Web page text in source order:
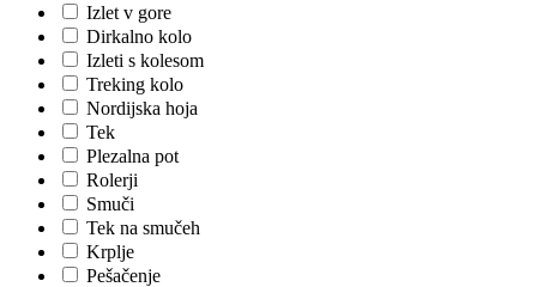
Izlet v gore
Dirkalno kolo
Izleti s kolesom
Treking kolo
Nordijska hoja
Tek
Plezalna pot
Rolerji
Smuči
Tek na smučeh
Krplje
Pešačenje